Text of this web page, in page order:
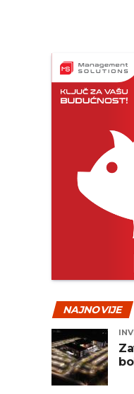
NAJNOVIJE